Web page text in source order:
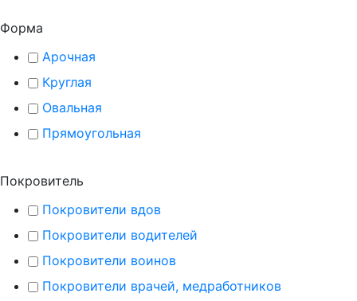
Форма
Арочная
Круглая
Овальная
Прямоугольная
Покровитель
Покровители вдов
Покровители водителей
Покровители воинов
Покровители врачей, медработников